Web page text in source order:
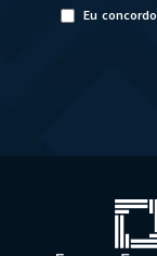
Eu